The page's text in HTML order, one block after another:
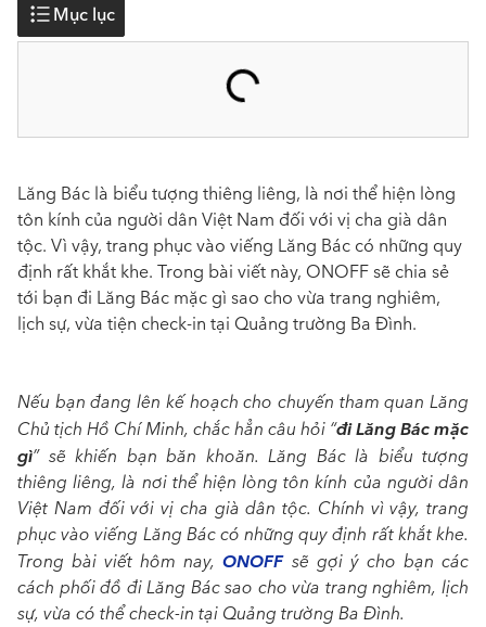
Mục lục
Lăng Bác là biểu tượng thiêng liêng, là nơi thể hiện lòng
tôn kính của người dân Việt Nam đối với vị cha già dân
tộc. Vì vậy, trang phục vào viếng Lăng Bác có những quy
định rất khắt khe. Trong bài viết này, ONOFF sẽ chia sẻ
tới bạn đi Lăng Bác mặc gì sao cho vừa trang nghiêm,
lịch sự, vừa tiện check-in tại Quảng trường Ba Đình.
Nếu bạn đang lên kế hoạch cho chuyến tham quan Lăng
Chủ tịch Hồ Chí Minh, chắc hẳn câu hỏi “đi Lăng Bác mặc
gì” sẽ khiến bạn băn khoăn. Lăng Bác là biểu tượng
thiêng liêng, là nơi thể hiện lòng tôn kính của người dân
Việt Nam đối với vị cha già dân tộc. Chính vì vậy, trang
phục vào viếng Lăng Bác có những quy định rất khắt khe.
Trong bài viết hôm nay,ONOFFsẽ gợi ý cho bạn các
cách phối đồ đi Lăng Bác sao cho vừa trang nghiêm, lịch
sự, vừa có thể check-in tại Quảng trường Ba Đình.